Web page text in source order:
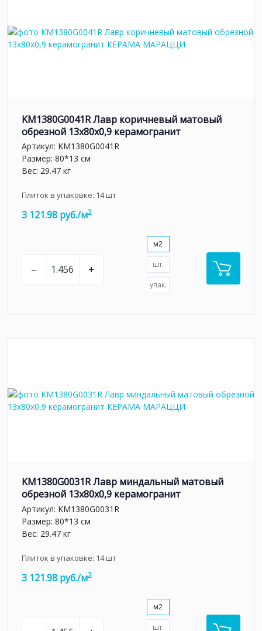
KM1380G0041R Лавр коричневый матовый
обрезной 13x80x0,9 керамогранит
Артикул: KM1380G0041R
Размер: 80*13 см
Вес: 29.47 кг
Плиток в упаковке: 14шт
3 121.98 руб./м2
– +
м2
шт.
упак.
KM1380G0031R Лавр миндальный матовый
обрезной 13x80x0,9 керамогранит
Артикул: KM1380G0031R
Размер: 80*13 см
Вес: 29.47 кг
Плиток в упаковке: 14шт
3 121.98 руб./м2
м2
шт.